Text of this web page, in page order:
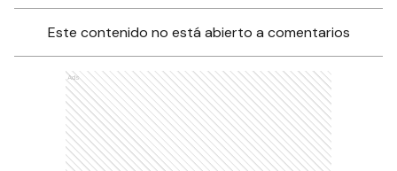
Este contenido no está abierto a comentarios
Ads